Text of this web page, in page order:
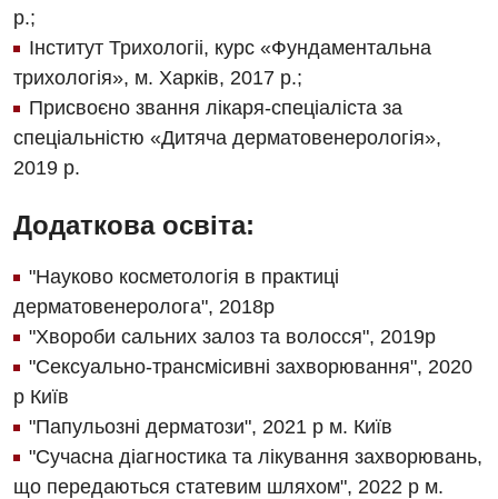
Кардіохірургія
Мамологія
Медична психологія
Неврологія
Оториноларингологія
Офтальмологічне відділення
Педіатричне відділення
Проктологія
Пульмонологія
р.;
Інститут Трихологіі, курс «Фундаментальна
трихологія», м. Харків, 2017 р.;
Присвоєно звання лікаря-спеціаліста за
спеціальністю «Дитяча дерматовенерологія»,
2019 р.
Додаткова освіта:
"Науково косметологія в практиці
дерматовенеролога", 2018р
"Хвороби сальних залоз та волосся", 2019р
"Сексуально-трансмісивні захворювання", 2020
р Київ
"Папульозні дерматози", 2021 р м. Київ
"Сучасна діагностика та лікування захворювань,
що передаються статевим шляхом", 2022 р м.